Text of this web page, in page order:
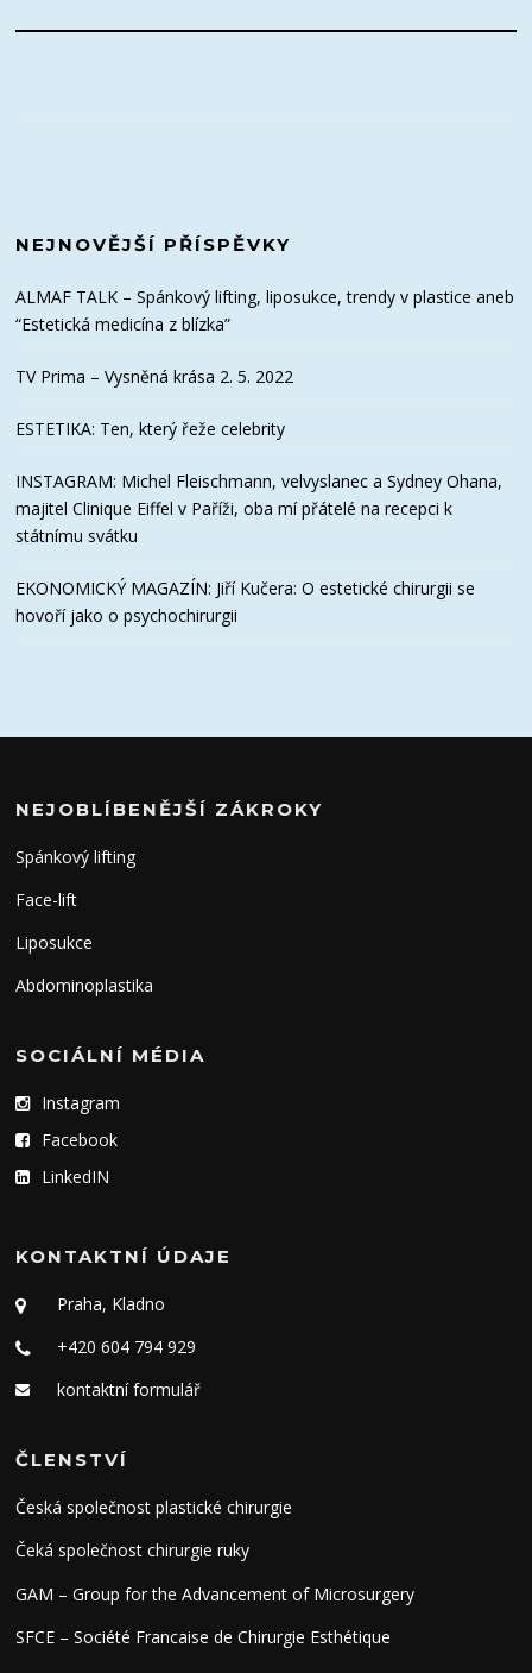
NEJNOVĚJŠÍ PŘÍSPĚVKY
ALMAF TALK – Spánkový lifting, liposukce, trendy v plastice aneb
“Estetická medicína z blízka”
TV Prima – Vysněná krása 2. 5. 2022
ESTETIKA: Ten, který řeže celebrity
INSTAGRAM: Michel Fleischmann, velvyslanec a Sydney Ohana,
majitel Clinique Eiffel v Paříži, oba mí přátelé na recepci k
státnímu svátku
EKONOMICKÝ MAGAZÍN: Jiří Kučera: O estetické chirurgii se
hovoří jako o psychochirurgii
NEJOBLÍBENĚJŠÍ ZÁKROKY
Spánkový lifting
Face-lift
Liposukce
Abdominoplastika
SOCIÁLNÍ MÉDIA
Instagram
Facebook
LinkedIN
KONTAKTNÍ ÚDAJE
Praha, Kladno
+420 604 794 929
kontaktní formulář
ČLENSTVÍ
Česká společnost plastické chirurgie
Čeká společnost chirurgie ruky
GAM – Group for the Advancement of Microsurgery
SFCE – Société Francaise de Chirurgie Esthétique